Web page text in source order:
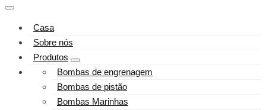
Casa
Sobre nós
Produtos
Bombas de engrenagem
Bombas de pistão
Bombas Marinhas